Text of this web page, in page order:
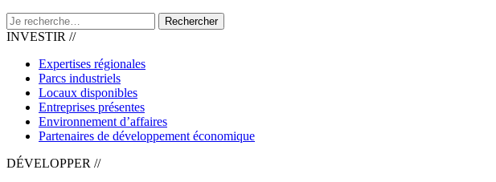
Rechercher
INVESTIR //
Expertises régionales
Parcs industriels
Locaux disponibles
Entreprises présentes
Environnement d’affaires
Partenaires de développement économique
DÉVELOPPER //